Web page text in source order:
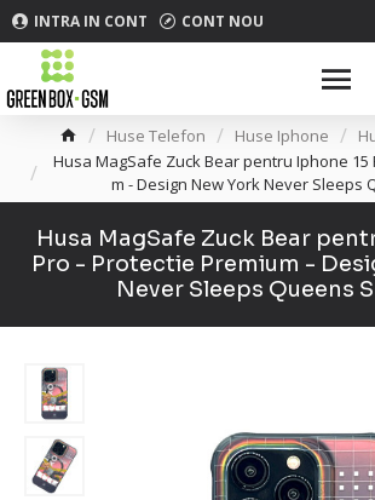
INTRA IN CONT CONT NOU
Huse Telefon Huse Iphone
Husa MagSafe Zuck Bear pentru Iphone 15
m - Design New York Never Sleeps
Husa MagSafe Zuck Bear
Pro - Protectie Premium -
Never Sleeps Queens